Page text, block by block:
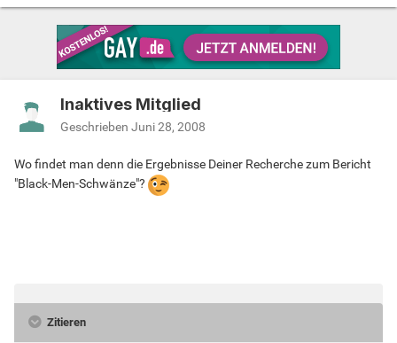
Inaktives Mitglied
Geschrieben Juni 28, 2008
Wo findet man denn die Ergebnisse Deiner Recherche zum Bericht
"Black-Men-Schwänze"?
Zitieren